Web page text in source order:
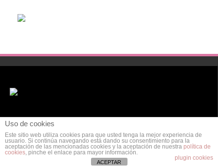
POLÍTICA DE PRIVACIDAD AVISO LEGAL POLÍTICA DE COOKIES
Uso de cookies
Este sitio web utiliza cookies para que usted tenga la mejor experiencia de
usuario. Si continúa navegando está dando su consentimiento para la
aceptación de las mencionadas cookies y la aceptación de nuestra política de
cookies, pinche el enlace para mayor información.
plugin cookies
ACEPTAR